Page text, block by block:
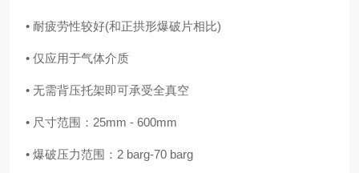
• 耐疲劳性较好(和正拱形爆破片相比)
• 仅应用于气体介质
• 无需背压托架即可承受全真空
• 尺寸范围：25mm - 600mm
• 爆破压力范围：2 barg-70 barg